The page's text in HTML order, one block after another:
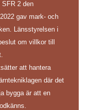
SFR 2 den
gav mark- och
Länsstyrelsen i
om villkor till
att hantera
där det
bygga är att en